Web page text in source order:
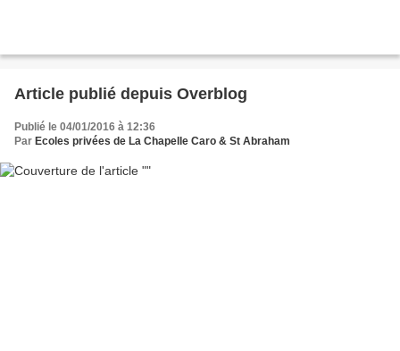
Article publié depuis Overblog
Publié le 04/01/2016 à 12:36
Par Ecoles privées de La Chapelle Caro & St Abraham